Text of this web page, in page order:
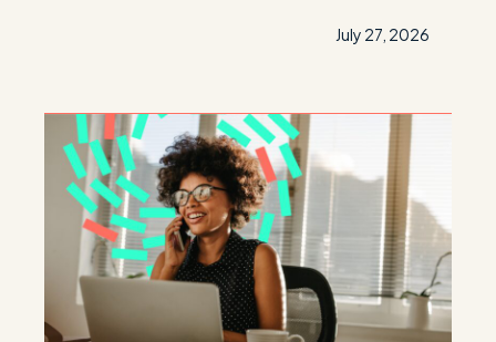
July 27, 2026